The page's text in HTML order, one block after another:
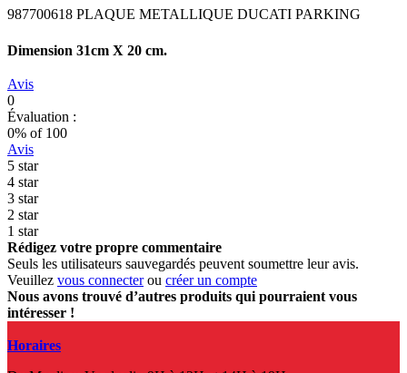
987700618 PLAQUE METALLIQUE DUCATI PARKING
Dimension 31cm X 20 cm.
Avis
0
Évaluation :
0% of 100
Avis
5 star
4 star
3 star
2 star
1 star
Rédigez votre propre commentaire
Seuls les utilisateurs sauvegardés peuvent soumettre leur avis.
Veuillez vous connecterou créer un compte
Nous avons trouvé d’autres produits qui pourraient vous
intéresser !
Horaires